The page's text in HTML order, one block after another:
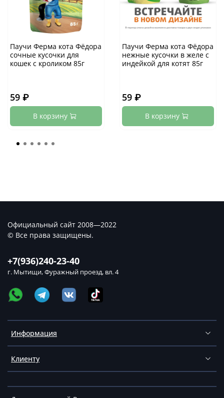
Паучи Ферма кота Фёдора
сочные кусочки для
кошек с кроликом 85г
59 ₽
В корзину
Паучи Ферма кота Фёдора
нежные кусочки в желе с
индейкой для котят 85г
59 ₽
В корзину
Информация
Клиенту
+7(936)240-23-40
г. Мытищи, Фуражный проезд, вл. 4
Официальный сайт 2008—2022
© Все права защищены.